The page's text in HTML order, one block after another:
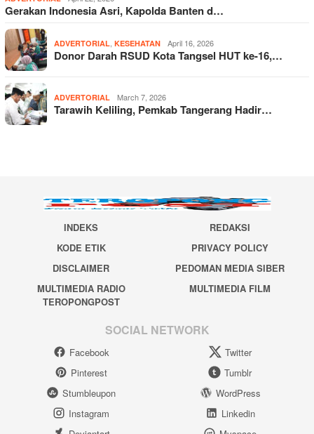
Gerakan Indonesia Asri, Kapolda Banten d…
ADVERTORIAL KESEHATAN April 16, 2026
Donor Darah RSUD Kota Tangsel HUT ke-16,…
ADVERTORIAL March 7, 2026
Tarawih Keliling, Pemkab Tangerang Hadir…
INDEKS
REDAKSI
KODE ETIK
PRIVACY POLICY
DISCLAIMER
PEDOMAN MEDIA SIBER
MULTIMEDIA RADIO
TEROPONGPOST
MULTIMEDIA FILM
SOCIAL NETWORK
Facebook
Twitter
Pinterest
Tumblr
Stumbleupon
WordPress
Instagram
Linkedin